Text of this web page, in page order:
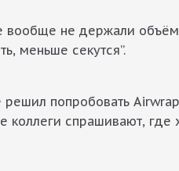
вообще не держали
меньше секутся”.
попробовать
спрашивают, где